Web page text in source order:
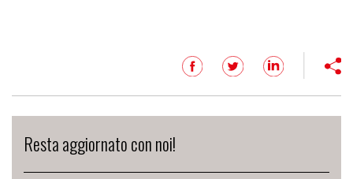
Resta aggiornato con noi!